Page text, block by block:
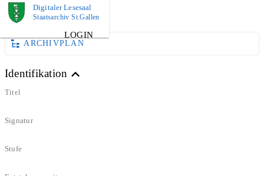
Digitaler Lesesaal
Staatsarchiv St.Gallen
LOGIN
DOKUMENT
ARCHIVPLAN
Identifikation
Titel
Signatur
Stufe